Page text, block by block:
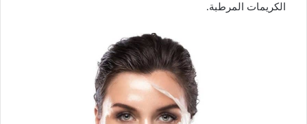
الكريمات المرطبة.